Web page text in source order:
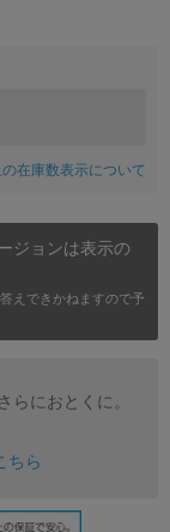
在庫数表示について
ジョンは表示の
えできかねますので予
らにおとくに。
ちら